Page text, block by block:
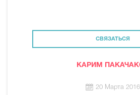
СВЯЗАТЬСЯ
КАРИМ
20 Марта 2016